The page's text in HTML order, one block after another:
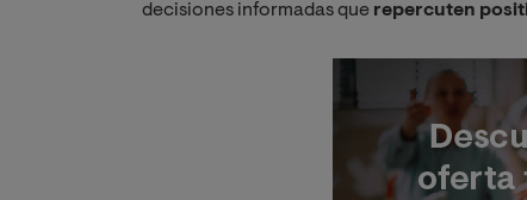
decisiones informadas que repercuten